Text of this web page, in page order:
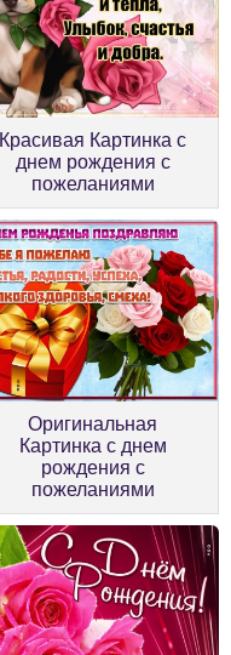
Красивая Картинка с
днем рождения с
пожеланиями
Оригинальная
Картинка с днем
рождения с
пожеланиями